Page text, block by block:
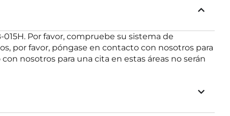
Por favor, compruebe su sistema de
por favor, póngase en contacto con nosotros para
nosotros para una cita en estas áreas no serán